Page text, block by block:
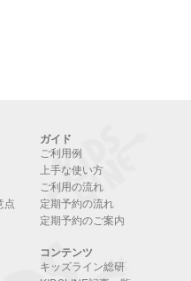
点
ガイド
ご利用例
上手な使い方
ご利用の流れ
定期予約の流れ
定期予約のご案内
コンテンツ
キッズライン総研